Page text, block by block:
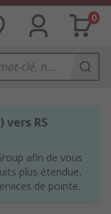
0
RS
afin de vous
plus étendue,
de pointe.